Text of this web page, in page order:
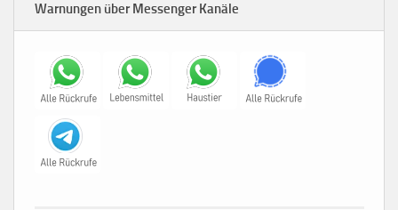
Warnungen über Messenger Kanäle